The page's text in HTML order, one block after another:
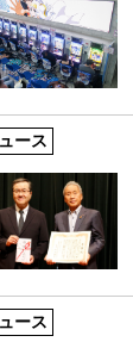
ース
ース